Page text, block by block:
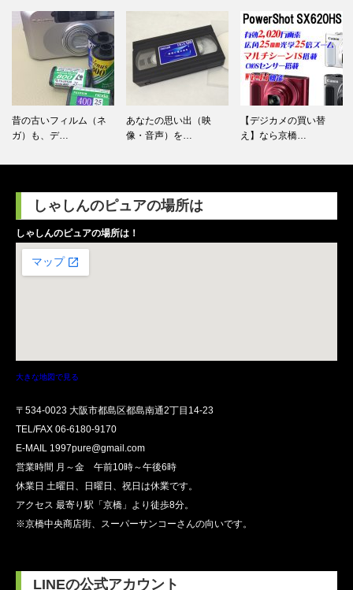
昔の古いフィルム（ネ
ガ）も、デ…
あなたの思い出（映
像・音声）を…
【デジカメの買い替
え】なら京橋…
しゃしんのピュアの場所は
しゃしんのピュアの場所は！
大きな地図で見る
〒534-0023 大阪市都島区都島南通2丁目14-23
TEL/FAX 06-6180-9170
E-MAIL 1997pure@gmail.com
営業時間 月～金 午前10時～午後6時
休業日 土曜日、日曜日、祝日は休業です。
アクセス 最寄り駅「京橋」より徒歩8分。
※京橋中央商店街、スーパーサンコーさんの向いです。
LINEの公式アカウント